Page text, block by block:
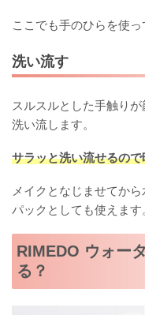
ここでも手のひらを使
洗い流す
スルスルとした手触り
洗い流します。
サラッと洗い流せるので
メイクとなじませてか
パックとしても使えます
RIMEDO ウォー
る？